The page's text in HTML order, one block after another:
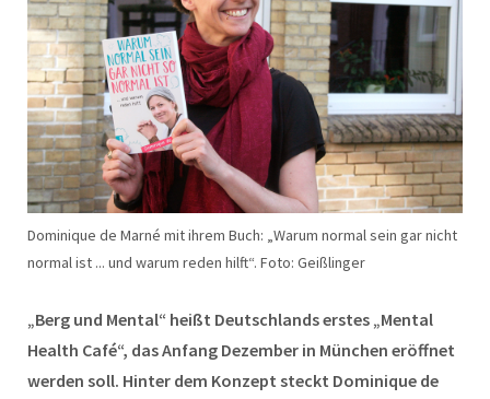
Dominique de Marné mit ihrem Buch: „Warum normal sein gar nicht
normal ist ... und warum reden hilft“. Foto: Geißlinger
„Berg und Mental“ heißt Deutschlands erstes „Mental
Health Café“, das Anfang Dezember in München eröffnet
werden soll. Hinter dem Konzept steckt Dominique de